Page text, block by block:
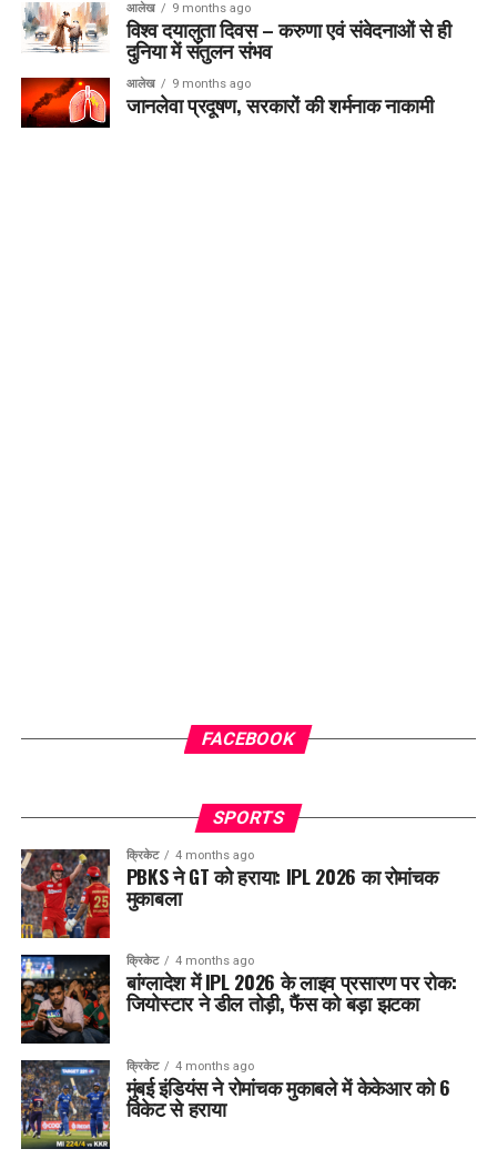
आलेख 9 months ago
विश्व दयालुता दिवस – करुणा एवं संवेदनाओं से ही
दुनिया में संतुलन संभव
आलेख 9 months ago
जानलेवा प्रदूषण, सरकारों की शर्मनाक नाकामी
FACEBOOK
SPORTS
क्रिकेट 4 months ago
PBKS ने GT को हराया: IPL 2026 का रोमांचक
मुकाबला
क्रिकेट 4 months ago
बांग्लादेश में IPL 2026 के लाइव प्रसारण पर रोक:
जियोस्टार ने डील तोड़ी, फैंस को बड़ा झटका
क्रिकेट 4 months ago
मुंबई इंडियंस ने रोमांचक मुकाबले में केकेआर को 6
विकेट से हराया